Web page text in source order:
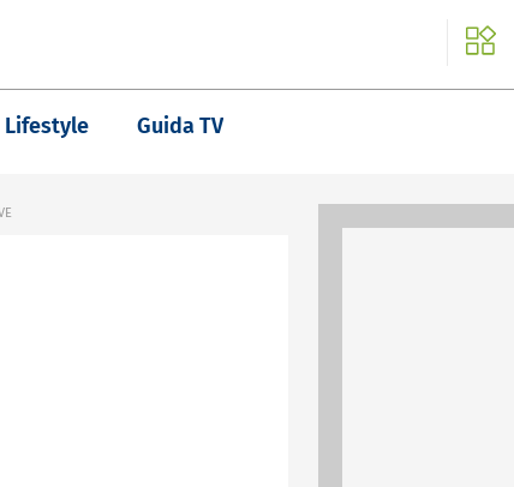
Lifestyle Guida TV